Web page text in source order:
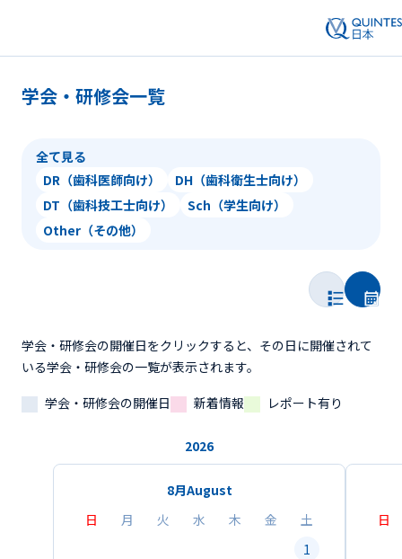
学会・研修会一覧
全て見る
DR（歯科医師向け）
DH（歯科衛生士向け）
DT（歯科技工士向け）
Sch（学生向け）
Other（その他）
学会・研修会の開催日をクリックすると、その日に開催されて
いる学会・研修会の一覧が表示されます。
学会・研修会の開催日
新着情報 レポート有り
2026
8月August
日
月 火 水 木 金
土
1
日